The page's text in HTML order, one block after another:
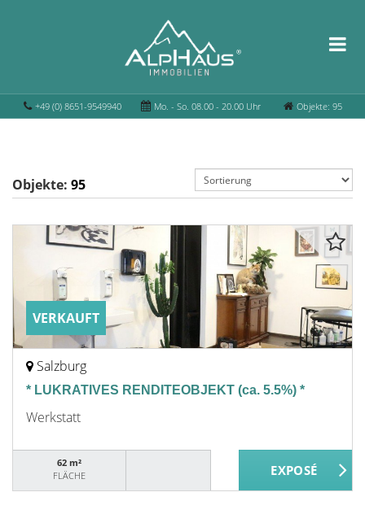
+49 (0) 8651-9549940 Mo. - So. 08.00 - 20.00 Uhr Objekte: 95
Objekte: 95
VERKAUFT
Salzburg
* LUKRATIVES RENDITEOBJEKT (ca. 5.5%) *
Werkstatt
62 m²
FLÄCHE